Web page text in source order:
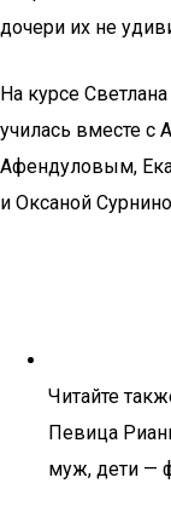
дочери их не
На курсе
училась вместе
Афендуловым,
и Оксаной
Читайте
Певица
муж, дети —